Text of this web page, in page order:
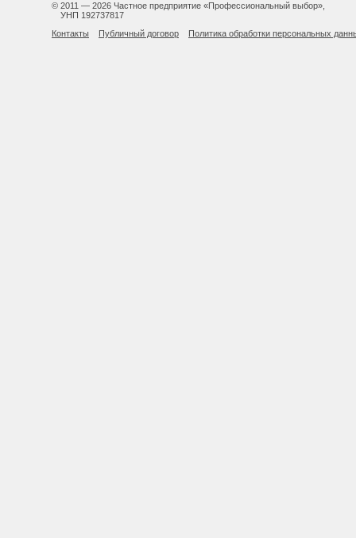
© 2011 — 2026 Частное предприятие «Профессиональный выбор»,
УНП 192737817
Контакты
Публичный договор Политика обработки персональных